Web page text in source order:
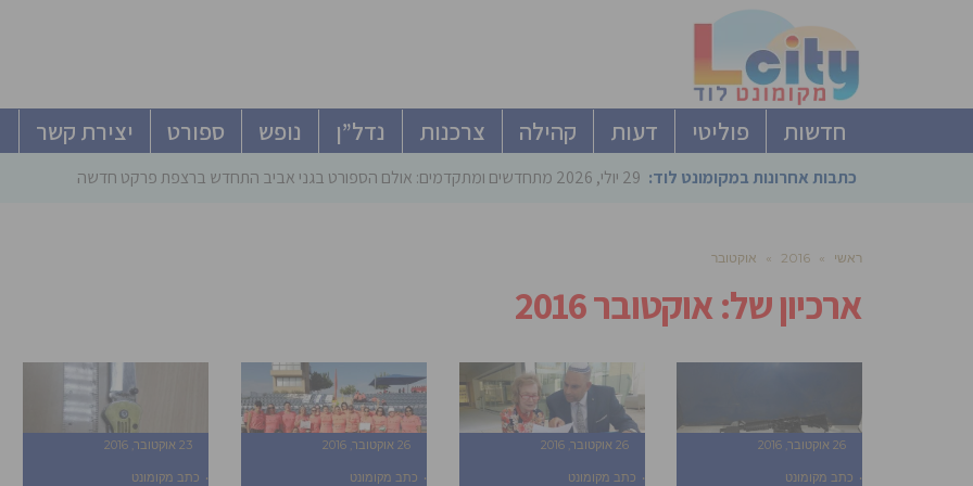
חדשות פוליטי דעות קהילה צרכנות נדל”ן נופש ספורט יצירת קשר
כתבות אחרונות במקומונט לוד: 29 יולי, 2026 מתחדשים ומתקדמים: אולם הספורט בגני אביב התחדש ברצפת פרקט חדשה
ראשי »
2016
» אוקטובר
ארכיון של:אוקטובר 2016
26 אוקטובר, 2016
כתב מקומונט
26 אוקטובר, 2016
כתב מקומונט
26 אוקטובר, 2016
כתב מקומונט
23 אוקטובר, 2016
כתב מקומונט